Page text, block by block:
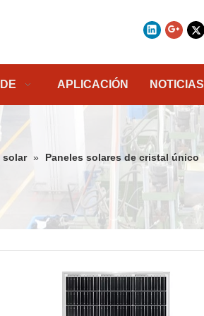
APLICACIÓN NOTICIAS
solar » Paneles solares de cristal único